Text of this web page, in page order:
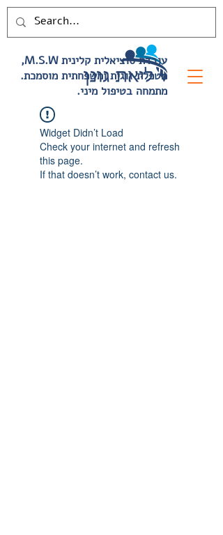
,M.S.W עובדת סוציאלית קלינית
.מטפלת זוגית ומשפחתית מוסמכת
.מתמחה בטיפול מיני
Widget Didn’t Load
Check your internet and refresh
this page.
If that doesn’t work, contact us.